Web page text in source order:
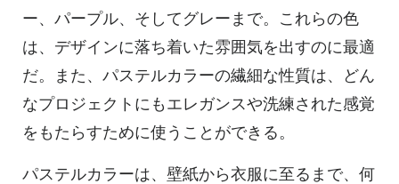
ー、パープル、そしてグレーまで。これらの色
は、デザインに落ち着いた雰囲気を出すのに最適
だ。また、パステルカラーの繊細な性質は、どん
なプロジェクトにもエレガンスや洗練された感覚
をもたらすために使うことができる。
パステルカラーは、壁紙から衣服に至るまで、何